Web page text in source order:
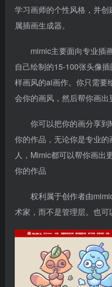
学习画师的个性风格，并
属插画生成器。
mimic主要面向专业插
自己绘制的15-100张头像
样画风的ai画作。 你只需要
会你的画风，然后帮你画出
你可以把你的画分享
你的作品， 无论你是专业
人，Mimic都可以帮你画出
你的作品
权利属于创作者由
术家，而不是管理层。也可